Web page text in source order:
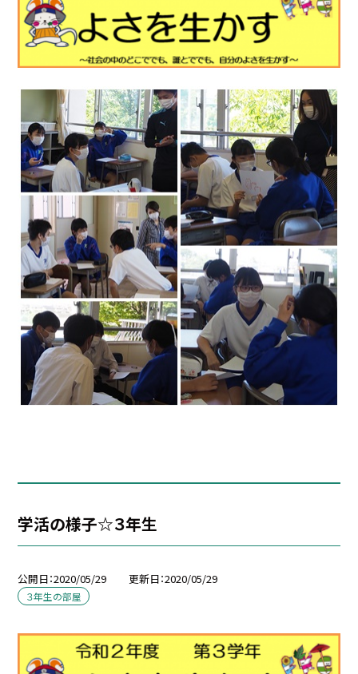
学活の様子☆３年生
公開日 2020/05/29 更新日 2020/05/29
３年生の部屋